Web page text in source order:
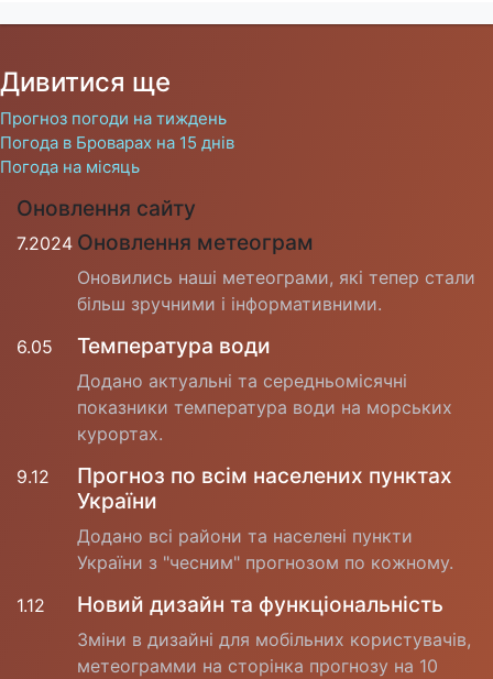
Дивитися ще
Прогноз погоди на тиждень
Погода в Броварах на 15 днів
Погода на місяць
Оновлення сайту
7.2024 Оновлення метеограм
Оновились наші метеограми, які тепер стали
більш зручними і інформативними.
6.05
Температура води
Додано актуальні та середньомісячні
показники температура води на морських
курортах.
9.12
Прогноз по всім населених пунктах
України
Додано всі райони та населені пункти
України з "чесним" прогнозом по кожному.
1.12
Новий дизайн та функціональність
Зміни в дизайні для мобільних користувачів,
метеограмми на сторінка прогнозу на 10